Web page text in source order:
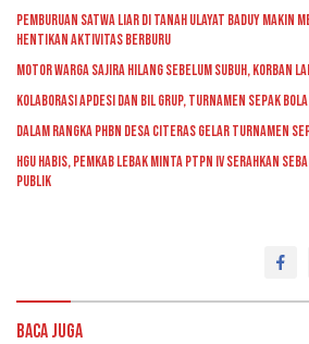
Pemburuan Satwa Liar di Tanah Ulayat Baduy Makin
Hentikan Aktivitas Berburu
Motor Warga Sajira Hilang Sebelum Subuh, Korban
Kolaborasi Apdesi dan BIL Grup, Turnamen Sepak
Dalam Rangka PHBN Desa Citeras Gelar Turnamen
HGU Habis, Pemkab Lebak Minta PTPN IV Serahkan
Publik
Baca Juga